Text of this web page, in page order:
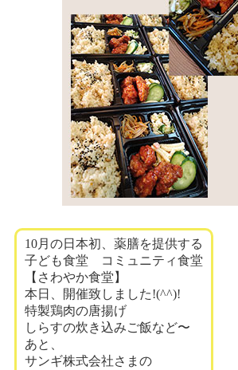
10月の日本初、薬膳を提供する
子ども食堂 コミュニティ食堂
【さわやか食堂】
本日、開催致しました!(^^)!
特製鶏肉の唐揚げ
しらすの炊き込みご飯など〜
あと、
サンギ株式会社さまの